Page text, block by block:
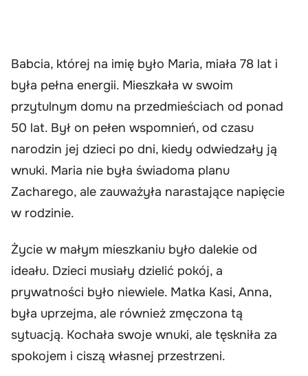
Babcia, której na imię było Maria, miała 78 lat i
była pełna energii. Mieszkała w swoim
przytulnym domu na przedmieściach od ponad
50 lat. Był on pełen wspomnień, od czasu
narodzin jej dzieci po dni, kiedy odwiedzały ją
wnuki. Maria nie była świadoma planu
Zacharego, ale zauważyła narastające napięcie
w rodzinie.
Życie w małym mieszkaniu było dalekie od
ideału. Dzieci musiały dzielić pokój, a
prywatności było niewiele. Matka Kasi, Anna,
była uprzejma, ale również zmęczona tą
sytuacją. Kochała swoje wnuki, ale tęskniła za
spokojem i ciszą własnej przestrzeni.